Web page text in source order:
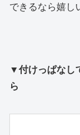
できるなら嬉し
▼付けっぱなし
ら